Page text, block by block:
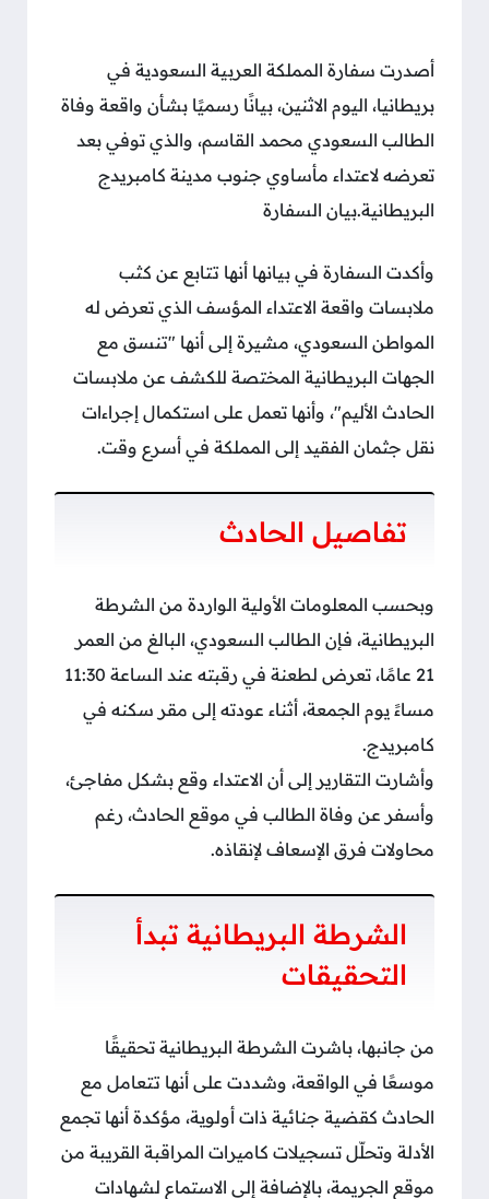
أصدرت سفارة المملكة العربية السعودية في
بريطانيا، اليوم الاثنين، بيانًا رسميًا بشأن واقعة وفاة
الطالب السعودي محمد القاسم، والذي توفي بعد
تعرضه لاعتداء مأساوي جنوب مدينة كامبريدج
البريطانية.بيان السفارة
وأكدت السفارة في بيانها أنها تتابع عن كثب
ملابسات واقعة الاعتداء المؤسف الذي تعرض له
المواطن السعودي، مشيرة إلى أنها "تنسق مع
الجهات البريطانية المختصة للكشف عن ملابسات
الحادث الأليم"، وأنها تعمل على استكمال إجراءات
نقل جثمان الفقيد إلى المملكة في أسرع وقت.
تفاصيل الحادث
وبحسب المعلومات الأولية الواردة من الشرطة
البريطانية، فإن الطالب السعودي، البالغ من العمر
21 عامًا، تعرض لطعنة في رقبته عند الساعة 11:30
مساءً يوم الجمعة، أثناء عودته إلى مقر سكنه في
كامبريدج.
وأشارت التقارير إلى أن الاعتداء وقع بشكل مفاجئ،
وأسفر عن وفاة الطالب في موقع الحادث، رغم
محاولات فرق الإسعاف لإنقاذه.
الشرطة البريطانية تبدأ
التحقيقات
من جانبها، باشرت الشرطة البريطانية تحقيقًا
موسعًا في الواقعة، وشددت على أنها تتعامل مع
الحادث كقضية جنائية ذات أولوية، مؤكدة أنها تجمع
الأدلة وتحلّل تسجيلات كاميرات المراقبة القريبة من
موقع الجريمة، بالإضافة إلى الاستماع لشهادات